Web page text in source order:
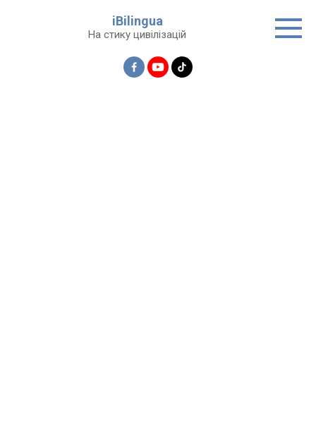
iBilingua
На стику цивілізацій